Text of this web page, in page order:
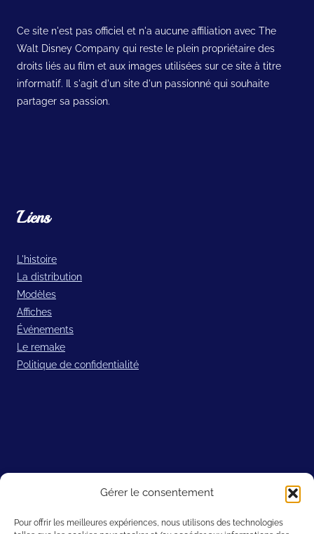
Gérer le consentement
Pour offrir les meilleures expériences, nous utilisons des technologies
Ce site n'est pas officiel et n'a aucune affiliation avec The
Walt Disney Company qui reste le plein propriétaire des
droits liés au film et aux images utilisées sur ce site à titre
informatif. Il s'agit d'un site d'un passionné qui souhaite
partager sa passion.
Liens
L'histoire
La distribution
Modèles
Affiches
Événements
Le remake
Politique de confidentialité
Filmic Light – Snow White Archive